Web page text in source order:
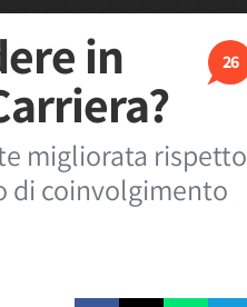
26
in
migliorata rispetto
di coinvolgimento